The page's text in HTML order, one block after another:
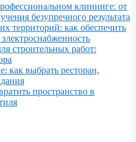
клининге: от
безупречного результата
территорий: как обеспечить
строительных работ:
как выбрать ресторан,
пространство в